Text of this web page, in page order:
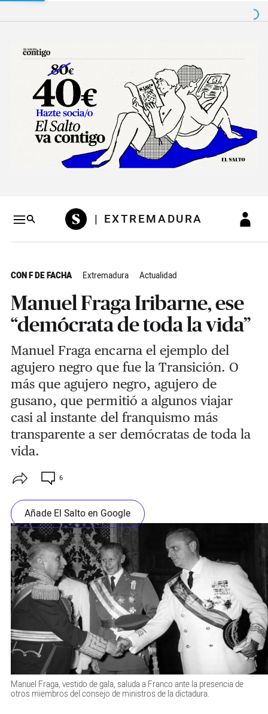
Salto a contenido
| EXTREMADURA
CON F DE FACHA Extremadura Actualidad
Manuel Fraga Iribarne, ese
“demócrata de toda la vida”
Manuel Fraga encarna el ejemplo del
agujero negro que fue la Transición. O
más que agujero negro, agujero de
gusano, que permitió a algunos viajar
casi al instante del franquismo más
transparente a ser demócratas de toda la
vida.
6
Añade El Salto en Google
Manuel Fraga, vestido de gala, saluda a Franco ante la presencia de
otros miembros del consejo de ministros de la dictadura.